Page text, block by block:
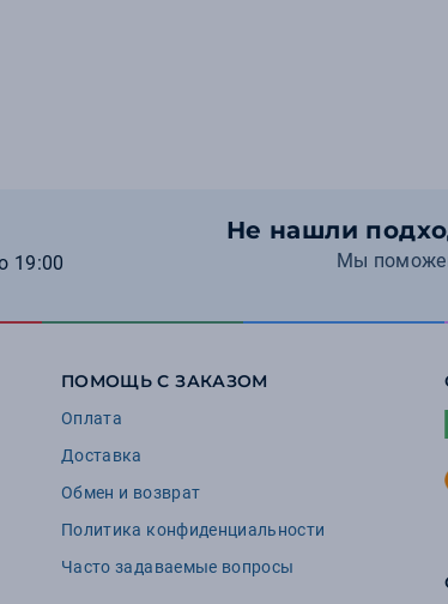
Не нашли
Мы
19:00
ПОМОЩЬ С ЗАКАЗОМ
Оплата
Доставка
Обмен и возврат
Политика конфиденциальности
Часто задаваемые вопросы